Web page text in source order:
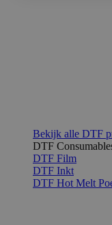
Bekijk alle DTF
DTF
DTF Film
DTF Inkt
DTF Hot Melt